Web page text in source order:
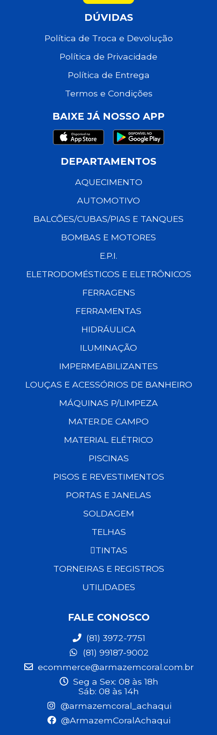
DÚVIDAS
Política de Troca e Devolução
Política de Privacidade
Política de Entrega
Termos e Condições
BAIXE JÁ NOSSO APP
DEPARTAMENTOS
AQUECIMENTO
AUTOMOTIVO
BALCÕES/CUBAS/PIAS E TANQUES
BOMBAS E MOTORES
E.P.I.
ELETRODOMÉSTICOS E ELETRÔNICOS
FERRAGENS
FERRAMENTAS
HIDRÁULICA
ILUMINAÇÃO
IMPERMEABILIZANTES
LOUÇAS E ACESSÓRIOS DE BANHEIRO
MÁQUINAS P/LIMPEZA
MATER.DE CAMPO
MATERIAL ELÉTRICO
PISCINAS
PISOS E REVESTIMENTOS
PORTAS E JANELAS
SOLDAGEM
TELHAS
TINTAS
TORNEIRAS E REGISTROS
UTILIDADES
FALE CONOSCO
(81) 3972-7751
(81) 99187-9002
ecommerce@armazemcoral.com.br
Seg a Sex: 08 às 18h
Sáb: 08 às 14h
@armazemcoral_achaqui
@ArmazemCoralAchaqui